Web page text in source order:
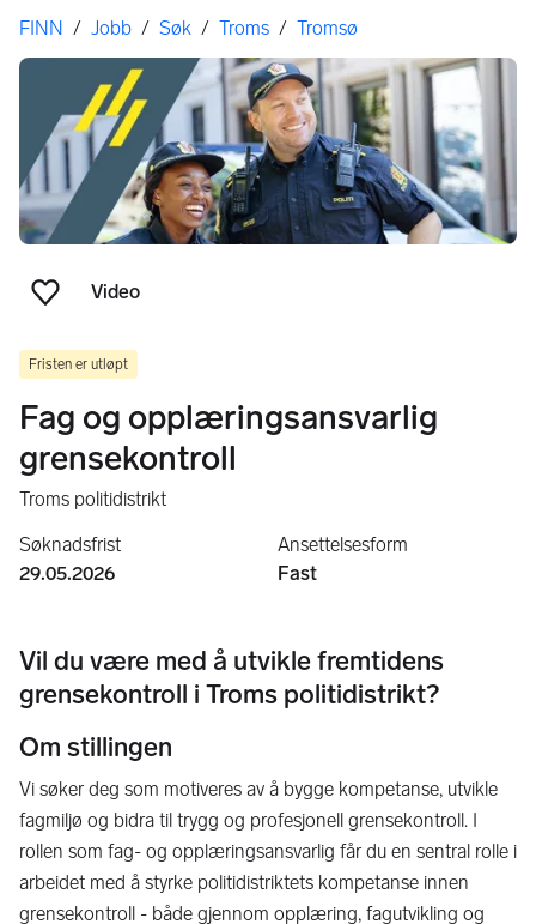
Her er du
FINN / Jobb / Søk / Troms / Tromsø
Legg til som favoritt
Video
Fristen er utløpt
Fag og opplæringsansvarlig
grensekontroll
Troms politidistrikt
Søknadsfrist
29.05.2026
Ansettelsesform
Fast
Vil du være med å utvikle fremtidens
grensekontroll i Troms politidistrikt?
Om stillingen
Vi søker deg som motiveres av å bygge kompetanse, utvikle
fagmiljø og bidra til trygg og profesjonell grensekontroll. I
rollen som fag- og opplæringsansvarlig får du en sentral rolle i
arbeidet med å styrke politidistriktets kompetanse innen
grensekontroll - både gjennom opplæring, fagutvikling og